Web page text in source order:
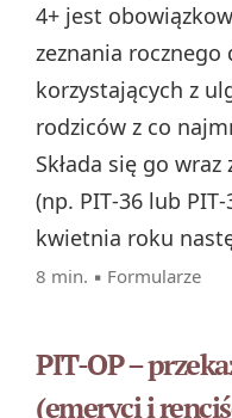
4+ jest
zeznania
korzystających z
rodziców z co
Składa się go
(np. PIT‑36 lub
kwietnia roku
8 min. ▪ Formularze
PIT-OP –
(emeryci i